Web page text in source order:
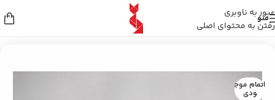
عبور به ناوبری
رفتن به محتوای اصلی
منو
خانه/کمک فنرها
اتمام موج
ودی